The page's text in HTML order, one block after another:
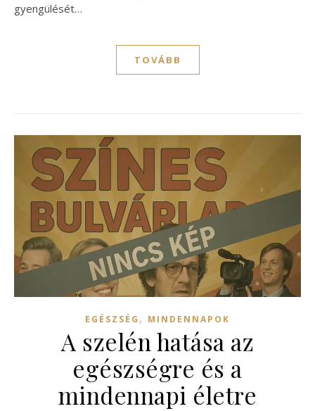
gyengülését…
TOVÁBB
EGÉSZSÉG , MINDENNAPOK
A szelén hatása az
egészségre és a
mindennapi életre